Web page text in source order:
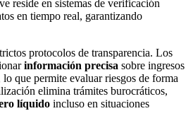
reside en sistemas de verificación
en tiempo real, garantizando
protocolos de transparencia. Los
información precisa sobre ingresos
que permite evaluar riesgos de forma
elimina trámites burocráticos,
líquido incluso en situaciones